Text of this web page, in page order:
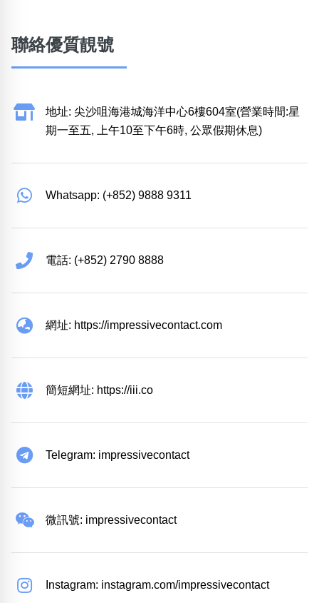
聯絡優質靚號
地址: 尖沙咀海港城海洋中心6樓604室(營業時間:星
期一至五, 上午10至下午6時, 公眾假期休息)
Whatsapp: (+852) 9888 9311
電話: (+852) 2790 8888
網址: https://impressivecontact.com
簡短網址: https://iii.co
Telegram: impressivecontact
微訊號: impressivecontact
Instagram: instagram.com/impressivecontact